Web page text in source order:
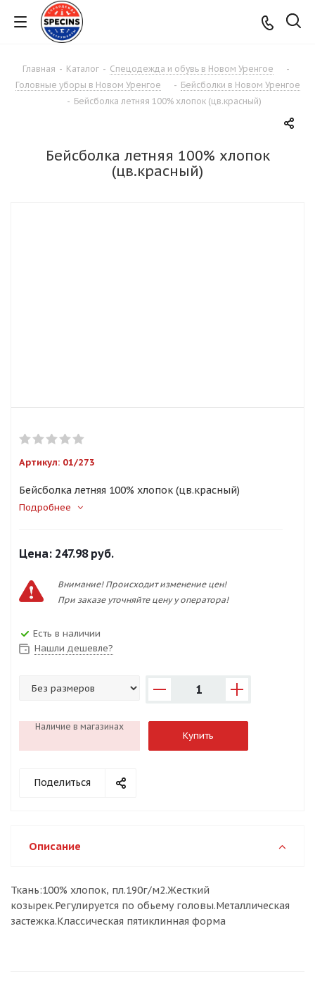
Главная - Каталог - Спецодежда и обувь в Новом Уренгое
-
Головные уборы в Новом Уренгое
- Бейсболки в Новом Уренгое
- Бейсболка летняя 100% хлопок (цв.красный)
Бейсболка летняя 100% хлопок
(цв.красный)
Артикул: 01/273
Бейсболка летняя 100% хлопок (цв.красный)
Подробнее
Цена: 247.98 руб.
Внимание! Происходит изменение цен!
При заказе уточняйте цену у оператора!
Есть в наличии
Нашли дешевле?
1
Наличие в магазинах
Купить
Поделиться
Описание
Ткань:100% хлопок, пл.190г/м2.Жесткий
козырек.Регулируется по обьему головы.Металлическая
застежка.Классическая пятиклинная форма